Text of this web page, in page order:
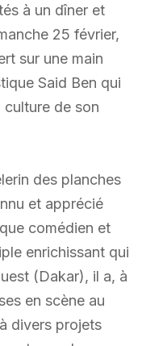
à un dîner et
25 février,
sur une main
Said Ben qui
culture de son
des planches
et apprécié
comédien et
enrichissant qui
(Dakar), il a, à
en scène au
divers projets